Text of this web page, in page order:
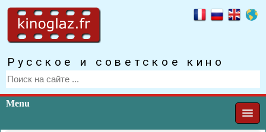
Русское и советское кино
Menu